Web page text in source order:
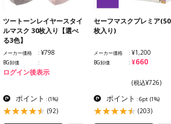
ツートーンレイヤースタイ
ルマスク 30枚入り【選べ
る3色】
メーカー価格 ¥798
BG卸価
ログイン後表示
ポイント :(1%)
(92)
セーフマスクプレミア(50
枚入り)
メーカー価格 ¥1,200
BG卸価 ¥660
(税込¥726)
ポイント : 6pt (1%)
(203)